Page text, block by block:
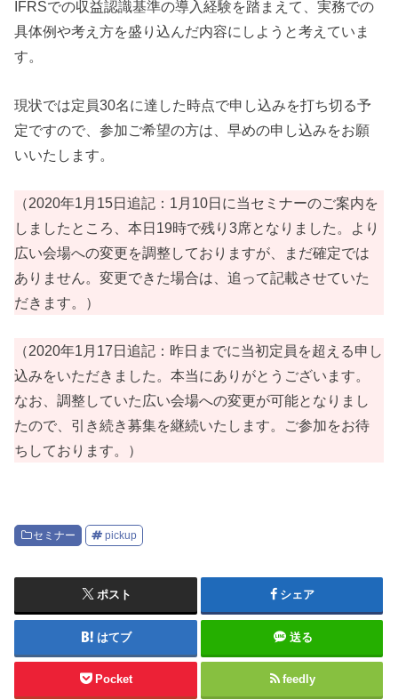
IFRSでの収益認識基準の導入経験を踏まえて、実務での
具体例や考え方を盛り込んだ内容にしようと考えていま
す。
現状では定員30名に達した時点で申し込みを打ち切る予
定ですので、参加ご希望の方は、早めの申し込みをお願
いいたします。
（2020年1月15日追記：1月10日に当セミナーのご案内を
しましたところ、本日19時で残り3席となりました。より
広い会場への変更を調整しておりますが、まだ確定では
ありません。変更できた場合は、追って記載させていた
だきます。）
（2020年1月17日追記：昨日までに当初定員を超える申し
込みをいただきました。本当にありがとうございます。
なお、調整していた広い会場への変更が可能となりまし
たので、引き続き募集を継続いたします。ご参加をお待
ちしております。）
セミナー pickup
ポスト シェア
はてブ 送る
Pocket feedly